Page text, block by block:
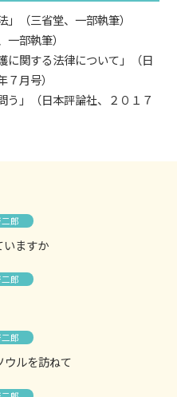
」（三省堂、一部執筆）
一部執筆）
に関する法律について」（日
月号）
う」（日本評論社、２０１７
郎
いますか
郎
郎
ウルを訪ねて